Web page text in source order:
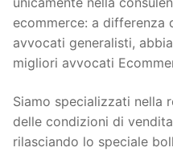
ecommerce: a differenza
avvocati generalisti,
migliori avvocati
Siamo specializzati nella
delle condizioni di
rilasciando lo speciale